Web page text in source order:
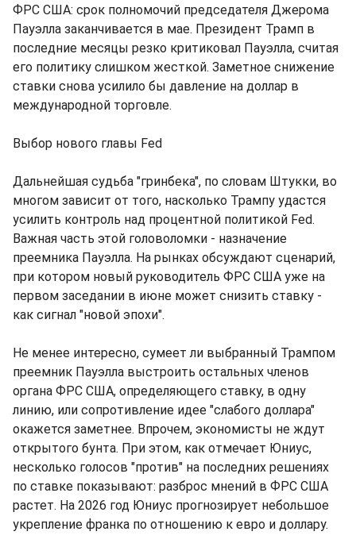
ФРС США: срок полномочий председателя Джерома
Пауэлла заканчивается в мае. Президент Трамп в
последние месяцы резко критиковал Пауэлла, считая
его политику слишком жесткой. Заметное снижение
ставки снова усилило бы давление на доллар в
международной торговле.
Выбор нового главы Fed
Дальнейшая судьба "гринбека", по словам Штукки, во
многом зависит от того, насколько Трампу удастся
усилить контроль над процентной политикой Fed.
Важная часть этой головоломки - назначение
преемника Пауэлла. На рынках обсуждают сценарий,
при котором новый руководитель ФРС США уже на
первом заседании в июне может снизить ставку -
как сигнал "новой эпохи".
Не менее интересно, сумеет ли выбранный Трампом
преемник Пауэлла выстроить остальных членов
органа ФРС США, определяющего ставку, в одну
линию, или сопротивление идее "слабого доллара"
окажется заметнее. Впрочем, экономисты не ждут
открытого бунта. При этом, как отмечает Юниус,
несколько голосов "против" на последних решениях
по ставке показывают: разброс мнений в ФРС США
растет. На 2026 год Юниус прогнозирует небольшое
укрепление франка по отношению к евро и доллару.